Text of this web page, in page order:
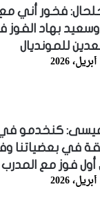
فخور أني
بهاد الفوز
للمونديال
كنخدمو في
في بعضياتنا
فوز مع المدرب